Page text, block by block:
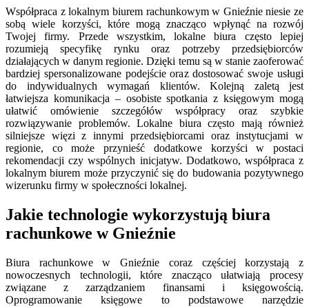
Współpraca z lokalnym biurem rachunkowym w Gnieźnie niesie ze
sobą wiele korzyści, które mogą znacząco wpłynąć na rozwój
Twojej firmy. Przede wszystkim, lokalne biura często lepiej
rozumieją specyfikę rynku oraz potrzeby przedsiębiorców
działających w danym regionie. Dzięki temu są w stanie zaoferować
bardziej spersonalizowane podejście oraz dostosować swoje usługi
do indywidualnych wymagań klientów. Kolejną zaletą jest
łatwiejsza komunikacja – osobiste spotkania z księgowym mogą
ułatwić omówienie szczegółów współpracy oraz szybkie
rozwiązywanie problemów. Lokalne biura często mają również
silniejsze więzi z innymi przedsiębiorcami oraz instytucjami w
regionie, co może przynieść dodatkowe korzyści w postaci
rekomendacji czy wspólnych inicjatyw. Dodatkowo, współpraca z
lokalnym biurem może przyczynić się do budowania pozytywnego
wizerunku firmy w społeczności lokalnej.
Jakie technologie wykorzystują biura
rachunkowe w Gnieźnie
Biura rachunkowe w Gnieźnie coraz częściej korzystają z
nowoczesnych technologii, które znacząco ułatwiają procesy
związane z zarządzaniem finansami i księgowością.
Oprogramowanie księgowe to podstawowe narzędzie